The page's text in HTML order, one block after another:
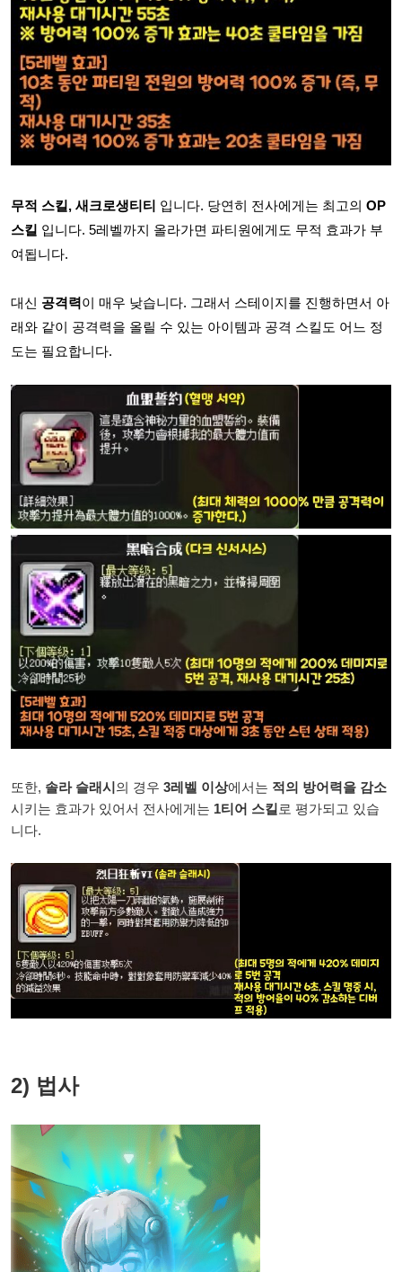
무적 스킬, 새크로생티티 입니다. 당연히 전사에게는 최고의 OP
스킬 입니다. 5레벨까지 올라가면 파티원에게도 무적 효과가 부
여됩니다.
대신 공격력이 매우 낮습니다. 그래서 스테이지를 진행하면서 아
래와 같이 공격력을 올릴 수 있는 아이템과 공격 스킬도 어느 정
도는 필요합니다.
또한, 솔라 슬래시의 경우 3레벨 이상에서는 적의 방어력을 감소
시키는 효과가 있어서 전사에게는 1티어 스킬 로 평가되고 있습
니다.
2) 법사